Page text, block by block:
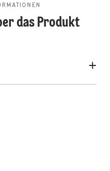
das Produkt